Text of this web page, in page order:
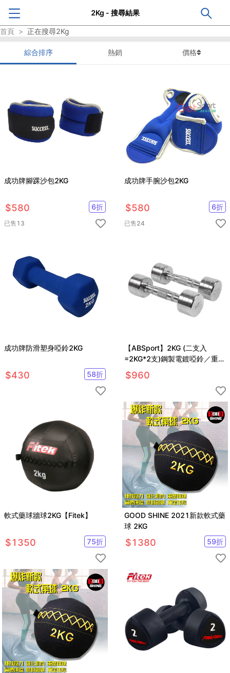
2Kg - 搜尋結果
首頁 > 正在搜尋2Kg
綜合排序 熱銷 價格
成功牌腳踝沙包2KG
$580 6折
已售 13
成功牌手腕沙包2KG
$580 6折
已售24
成功牌防滑塑身啞鈴2KG
$430 58折
【ABSport】2KG (二支入
=2KG*2支)鋼製電鍍啞鈴／重量
啞鈴／電鍍啞鈴／重量訓練
$960
軟式藥球牆球2KG【Fitek】
$1350 75折
GOOD SHINE 2021新款軟式藥
球 2KG
$1380 59折